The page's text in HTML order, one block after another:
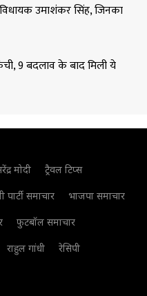
उमाशंकर सिंह, जिनका
9 बदलाव के बाद मिली ये
मोदी
ट्रैवल टिप्स
समाचार
भाजपा समाचार
फुटबॉल समाचार
राहुल गांधी
रेसिपी